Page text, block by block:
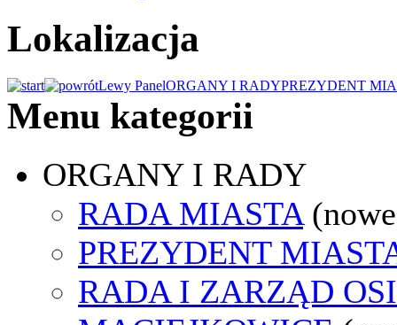
Lokalizacja
Lewy PanelORGANY I RADYPREZYDENT
Menu kategorii
ORGANY I RADY
RADA MIASTA
PREZYDENT
RADA I ZARZĄD